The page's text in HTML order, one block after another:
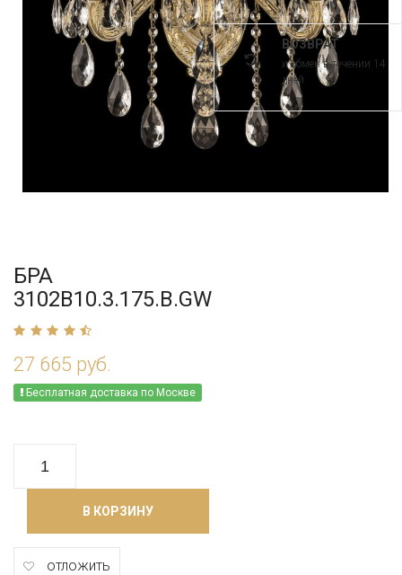
БРА
3102B10.3.175.B.GW
27 665 руб.
Бесплатная доставка по Москве
В КОРЗИНУ
отложить
ВОЗВРАТ
и обмен в течении 14
дней